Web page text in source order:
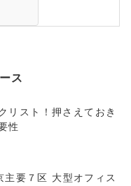
ス
リスト！押さえておき
性
要７区 大型オフィス